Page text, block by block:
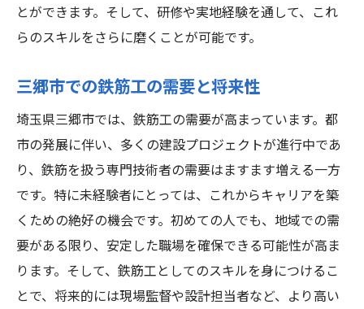
研修制度が充実している企業の選び方
未経験者を育てる研修プログラム
鉄筋工の専門知識と技術を身につける
実践を通じて経験を積む方法
研修制度を活用したスキルアップの進め方
安定した未来を描く鉄筋工未経験者のための埼
玉県三郷市求人
三郷市での鉄筋工の安定性と将来性
未経験者が安心して働ける職場環境
長期的に活躍するためのポイント
とができます。そして、研修や実地経験を通して、これ
らのスキルをさらに磨くことが可能です。
三郷市での鉄筋工の需要と将来性
埼玉県三郷市では、鉄筋工の需要が高まっています。都
市の発展に伴い、多くの建設プロジェクトが進行中であ
り、鉄筋を扱う専門技術者の需要はますます増える一方
です。特に未経験者にとっては、これからキャリアを築
くための絶好の機会です。初めての人でも、地域での需
要がある限り、安定した職場を確保できる可能性が高ま
ります。そして、鉄筋工としてのスキルを身につけるこ
とで、将来的には現場監督や設計担当者など、より高い